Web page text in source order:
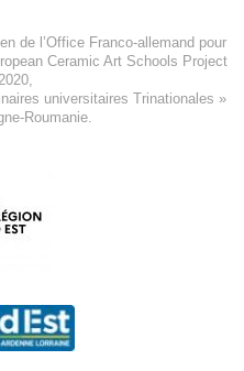
de l’Office Franco-allemand pour
Ceramic Art Schools Project
,
universitaires Trinationales »
Roumanie.